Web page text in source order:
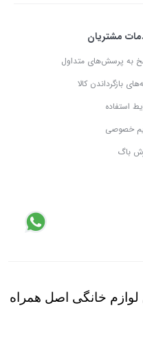
مشتریان
به پرسش‌های متداول
بازگرداندن کالا
استفاده
خصوصی
باگ
لوازم خانگی اصل همراه